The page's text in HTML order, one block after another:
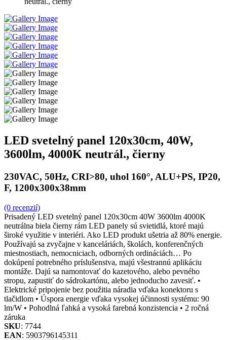
LED svetelný panel 120x30cm, 40W,
3600lm, 4000K neutrál., čierny
230VAC, 50Hz, CRI>80, uhol 160°, ALU+PS, IP20,
F, 1200x300x38mm
(0 recenzií)
Prisadený LED svetelný panel 120x30cm 40W 3600lm 4000K
neutrálna biela čierny rám LED panely sú svietidlá, ktoré majú
široké využitie v interiéri. Ako LED produkt ušetria až 80% energie.
Používajú sa zvyčajne v kanceláriách, školách, konferenčných
miestnostiach, nemocniciach, odborných ordináciách… Po
dokúpení potrebného príslušenstva, majú všestrannú aplikáciu
montáže. Dajú sa namontovať do kazetového, alebo pevného
stropu, zapustiť do sádrokartónu, alebo jednoducho zavesiť. •
Elektrické pripojenie bez použitia náradia vďaka konektoru s
tlačidlom • Úspora energie vďaka vysokej účinnosti systému: 90
lm/W • Pohodlná ľahká a vysoká farebná konzistencia • 2 ročná
záruka
SKU: 7744
EAN: 5903796145311